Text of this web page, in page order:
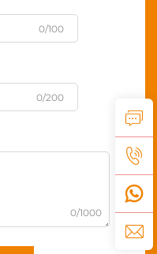
0/100
0/200
0/1000